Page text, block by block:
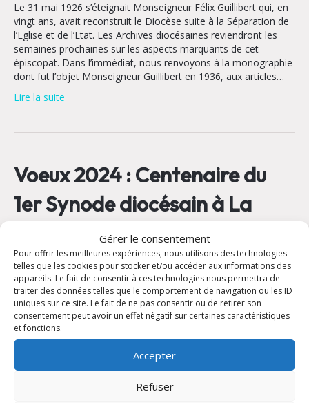
Gérer le consentement
Pour offrir les meilleures expériences, nous utilisons des technologies
telles que les cookies pour stocker et/ou accéder aux informations des
appareils. Le fait de consentir à ces technologies nous permettra de
traiter des données telles que le comportement de navigation ou les ID
uniques sur ce site. Le fait de ne pas consentir ou de retirer son
consentement peut avoir un effet négatif sur certaines caractéristiques
et fonctions.
Accepter
Refuser
Le 31 mai 1926 s’éteignait Monseigneur Félix Guillibert qui, en
vingt ans, avait reconstruit le Diocèse suite à la Séparation de
l’Eglise et de l’Etat. Les Archives diocésaines reviendront les
semaines prochaines sur les aspects marquants de cet
épiscopat. Dans l’immédiat, nous renvoyons à la monographie
dont fut l’objet Monseigneur Guillibert en 1936, aux articles…
Lire la suite
Voeux 2024 : Centenaire du
1er Synode diocésain à La
9 janvier 2024